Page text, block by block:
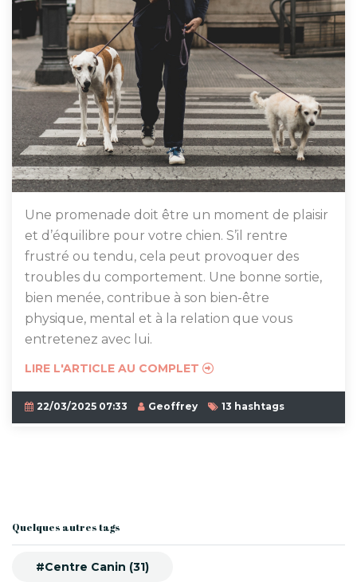
Une promenade doit être un moment de plaisir
et d’équilibre pour votre chien. S’il rentre
frustré ou tendu, cela peut provoquer des
troubles du comportement. Une bonne sortie,
bien menée, contribue à son bien-être
physique, mental et à la relation que vous
entretenez avec lui.
LIRE L'ARTICLE AU COMPLET
22/03/2025 07:33 Geoffrey 13 hashtags
Quelques autres tags
#Centre Canin (31)